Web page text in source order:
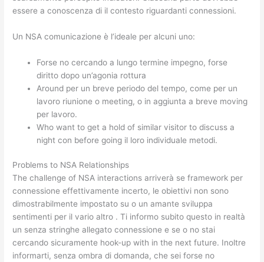
essere a conoscenza di il contesto riguardanti connessioni.
Un NSA comunicazione è l’ideale per alcuni uno:
Forse no cercando a lungo termine impegno, forse
diritto dopo un’agonia rottura
Around per un breve periodo del tempo, come per un
lavoro riunione o meeting, o in aggiunta a breve moving
per lavoro.
Who want to get a hold of similar visitor to discuss a
night con before going il loro individuale metodi.
Problems to NSA Relationships
The challenge of NSA interactions arriverà se framework per
connessione effettivamente incerto, le obiettivi non sono
dimostrabilmente impostato su o un amante sviluppa
sentimenti per il vario altro . Ti informo subito questo in realtà
un senza stringhe allegato connessione e se o no stai
cercando sicuramente hook-up with in the next future. Inoltre
informarti, senza ombra di domanda, che sei forse no